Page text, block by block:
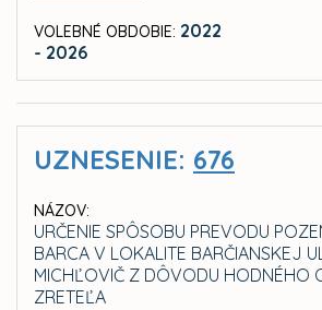
VOLEBNÉ OBDOBIE: 2022
- 2026
UZNESENIE: 676
NÁZOV:
URČENIE SPÔSOBU PREVODU
BARCA V LOKALITE BARČIANSKEJ
MICHĽOVIČ Z DÔVODU HODNÉHO
ZRETEĽA